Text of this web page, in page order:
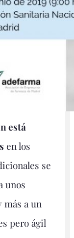
está
en los
se
unos
más a un
pero ágil